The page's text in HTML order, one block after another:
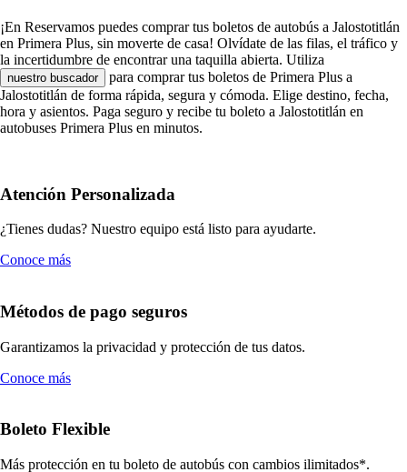
¡En Reservamos puedes comprar tus boletos de autobús a Jalostotitlán
en Primera Plus, sin moverte de casa! Olvídate de las filas, el tráfico y
la incertidumbre de encontrar una taquilla abierta. Utiliza
nuestro buscador
para comprar tus boletos de Primera Plus a
Jalostotitlán de forma rápida, segura y cómoda. Elige destino, fecha,
hora y asientos. Paga seguro y recibe tu boleto a Jalostotitlán en
autobuses Primera Plus en minutos.
Atención Personalizada
¿Tienes dudas? Nuestro equipo está listo para ayudarte.
Conoce más
Métodos de pago seguros
Garantizamos la privacidad y protección de tus datos.
Conoce más
Boleto Flexible
Más protección en tu boleto de autobús con cambios ilimitados*.